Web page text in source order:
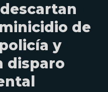
de
y
disparo